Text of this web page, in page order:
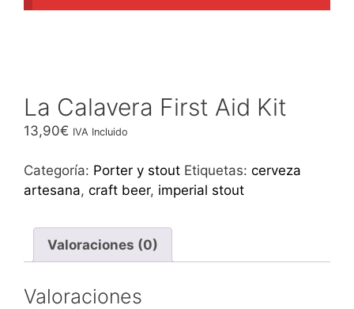
La Calavera First Aid Kit
13,90€ IVA Incluido
Categoría: Porter y stout Etiquetas: cerveza
artesana, craft beer, imperial stout
Valoraciones (0)
Valoraciones